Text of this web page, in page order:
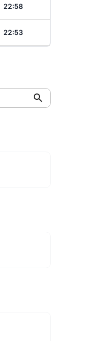
22:58
22:53